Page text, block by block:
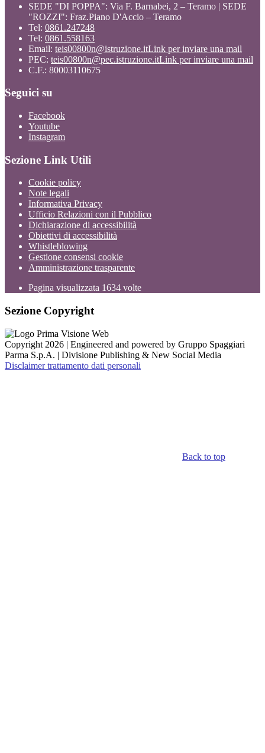
SEDE "DI POPPA": Via F. Barnabei, 2 – Teramo | SEDE
"ROZZI": Fraz.Piano D'Accio – Teramo
Tel: 0861.247248
Tel: 0861.558163
Email: teis00800n@istruzione.itLink per inviare una mail
PEC: teis00800n@pec.istruzione.itLink per inviare una mail
C.F.: 80003110675
Seguici su
Facebook
Youtube
Instagram
Sezione Link Utili
Cookie policy
Note legali
Informativa Privacy
Ufficio Relazioni con il Pubblico
Dichiarazione di accessibilità
Obiettivi di accessibilità
Whistleblowing
Gestione consensi cookie
Amministrazione trasparente
Pagina visualizzata 1634 volte
Sezione Copyright
Copyright 2026 | Engineered and powered by Gruppo Spaggiari
Parma S.p.A. | Divisione Publishing & New Social Media
Disclaimer trattamento dati personali
Back to top